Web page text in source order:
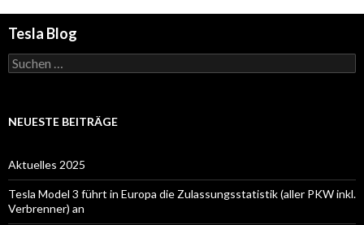
Tesla Blog
Suchen
nach:
NEUESTE BEITRÄGE
Aktuelles 2025
Tesla Model 3 führt in Europa die Zulassungsstatistik (aller PKW inkl.
Verbrenner) an